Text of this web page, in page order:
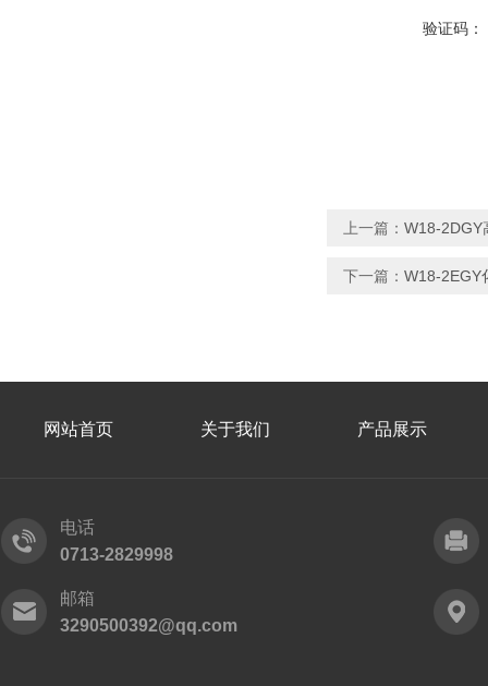
验证码：
上一篇： W18-2DGY
下一篇： W18-2EGY
网站首页 关于我们 产品展示
电话
0713-2829998
邮箱
3290500392@qq.com